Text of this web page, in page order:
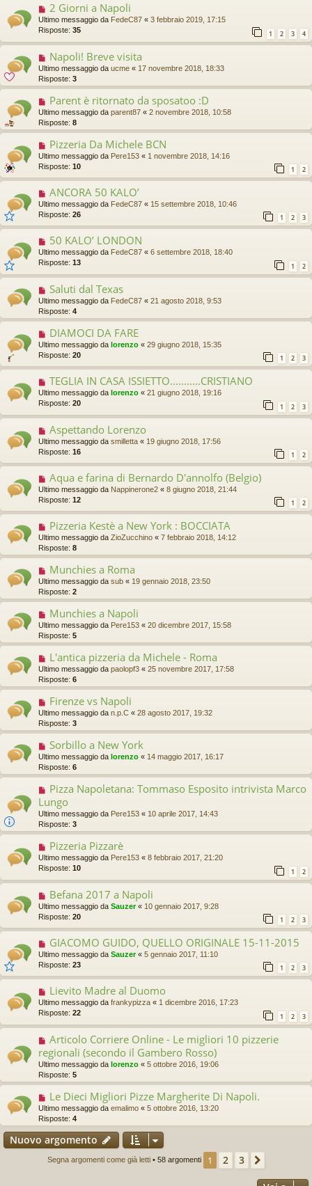
2 Giorni a Napoli
Ultimo messaggio da FedeC87 « 3 febbraio 2019, 17:15
Risposte: 35 1 2 3 4
Napoli! Breve visita
Ultimo messaggio da ucme « 17 novembre 2018, 18:33
Risposte: 3
Parent è ritornato da sposatoo :D
Ultimo messaggio da parent87 « 2 novembre 2018, 10:58
Risposte: 8
Pizzeria Da Michele BCN
Ultimo messaggio da Pere153 « 1 novembre 2018, 14:16
Risposte: 10 1 2
ANCORA 50 KALO’
Ultimo messaggio da FedeC87 « 15 settembre 2018, 10:46
Risposte: 26 1 2 3
50 KALO’ LONDON
Ultimo messaggio da FedeC87 « 6 settembre 2018, 18:40
Risposte: 13 1 2
Saluti dal Texas
Ultimo messaggio da FedeC87 « 21 agosto 2018, 9:53
Risposte: 4
DIAMOCI DA FARE
Ultimo messaggio da lorenzo « 29 giugno 2018, 15:35
Risposte: 20 1 2 3
TEGLIA IN CASA ISSIETTO...........CRISTIANO
Ultimo messaggio da lorenzo « 21 giugno 2018, 19:16
Risposte: 20 1 2 3
Aspettando Lorenzo
Ultimo messaggio da smilletta « 19 giugno 2018, 17:56
Risposte: 16 1 2
Aqua e farina di Bernardo D'annolfo (Belgio)
Ultimo messaggio da Nappinerone2 « 8 giugno 2018, 21:44
Risposte: 12 1 2
Pizzeria Kestè a New York : BOCCIATA
Ultimo messaggio da ZioZucchino « 7 febbraio 2018, 14:12
Risposte: 8
Munchies a Roma
Ultimo messaggio da sub « 19 gennaio 2018, 23:50
Risposte: 2
Munchies a Napoli
Ultimo messaggio da Pere153 « 20 dicembre 2017, 15:58
Risposte: 5
L'antica pizzeria da Michele - Roma
Ultimo messaggio da paolopf3 « 25 novembre 2017, 17:58
Risposte: 6
Firenze vs Napoli
Ultimo messaggio da n.p.C « 28 agosto 2017, 19:32
Risposte: 3
Sorbillo a New York
Ultimo messaggio da lorenzo « 14 maggio 2017, 16:17
Risposte: 6
Pizza Napoletana: Tommaso Esposito intrivista Marco
Lungo
Ultimo messaggio da Pere153 « 10 aprile 2017, 14:43
Risposte: 3
Pizzeria Pizzarè
Ultimo messaggio da Pere153 « 8 febbraio 2017, 21:20
Risposte: 10 1 2
Befana 2017 a Napoli
Ultimo messaggio da Sauzer« 10 gennaio 2017, 9:28
Risposte: 20 1 2 3
GIACOMO GUIDO, QUELLO ORIGINALE 15-11-2015
Ultimo messaggio da Sauzer« 5 gennaio 2017, 11:10
Risposte: 23 1 2 3
Lievito Madre al Duomo
Ultimo messaggio da frankypizza « 1 dicembre 2016, 17:23
Risposte: 22 1 2 3
Articolo Corriere Online - Le migliori 10 pizzerie
regionali (secondo il Gambero Rosso)
Ultimo messaggio da lorenzo « 5 ottobre 2016, 19:06
Risposte: 5
Le Dieci Migliori Pizze Margherite Di Napoli.
Ultimo messaggio da emalimo « 5 ottobre 2016, 13:20
Risposte: 4
Nuovo argomento
Segna argomenti come già letti • 58 argomenti 1 2 3